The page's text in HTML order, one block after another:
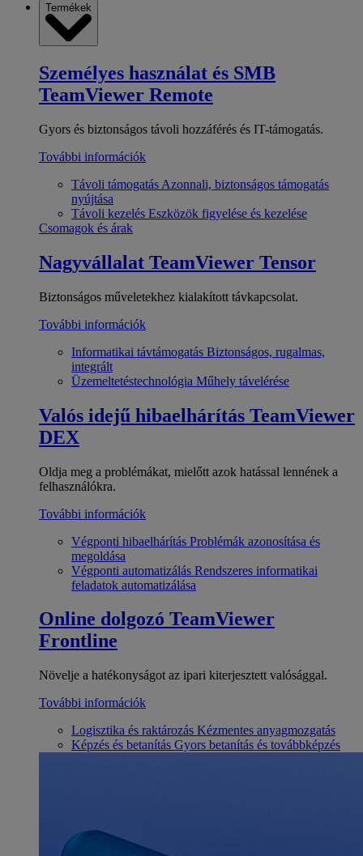
Termékek
Személyes használat és SMB
TeamViewer Remote
Gyors és biztonságos távoli hozzáférés és IT-támogatás.
További információk
Távoli támogatás Azonnali, biztonságos támogatás
nyújtása
Távoli kezelés Eszközök figyelése és kezelése
Csomagok és árak
Nagyvállalat TeamViewer Tensor
Biztonságos műveletekhez kialakított távkapcsolat.
További információk
Informatikai távtámogatás Biztonságos, rugalmas,
integrált
Üzemeltetéstechnológia Műhely távelérése
Valós idejű hibaelhárítás TeamViewer
DEX
Oldja meg a problémákat, mielőtt azok hatással lennének a
felhasználókra.
További információk
Végponti hibaelhárítás Problémák azonosítása és
megoldása
Végponti automatizálás Rendszeres informatikai
feladatok automatizálása
Online dolgozó TeamViewer
Frontline
Növelje a hatékonyságot az ipari kiterjesztett valósággal.
További információk
Logisztika és raktározás Kézmentes anyagmozgatás
Képzés és betanítás Gyors betanítás és továbbképzés